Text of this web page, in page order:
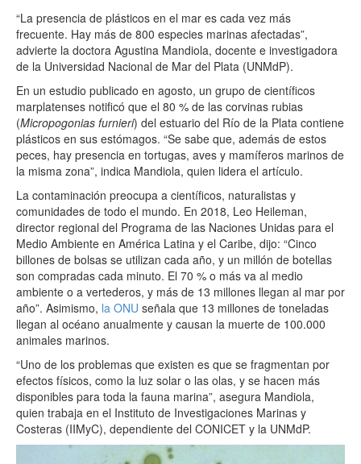
“La presencia de plásticos en el mar es cada vez más
frecuente. Hay más de 800 especies marinas afectadas”,
advierte la doctora Agustina Mandiola, docente e investigadora
de la Universidad Nacional de Mar del Plata (UNMdP).
En un estudio publicado en agosto, un grupo de científicos
marplatenses notificó que el 80 % de las corvinas rubias
(Micropogonias furnieri) del estuario del Río de la Plata contiene
plásticos en sus estómagos. “Se sabe que, además de estos
peces, hay presencia en tortugas, aves y mamíferos marinos de
la misma zona”, indica Mandiola, quien lidera el artículo.
La contaminación preocupa a científicos, naturalistas y
comunidades de todo el mundo. En 2018, Leo Heileman,
director regional del Programa de las Naciones Unidas para el
Medio Ambiente en América Latina y el Caribe, dijo: “Cinco
billones de bolsas se utilizan cada año, y un millón de botellas
son compradas cada minuto. El 70 % o más va al medio
ambiente o a vertederos, y más de 13 millones llegan al mar por
año”. Asimismo, la ONU señala que 13 millones de toneladas
llegan al océano anualmente y causan la muerte de 100.000
animales marinos.
“Uno de los problemas que existen es que se fragmentan por
efectos físicos, como la luz solar o las olas, y se hacen más
disponibles para toda la fauna marina”, asegura Mandiola,
quien trabaja en el Instituto de Investigaciones Marinas y
Costeras (IIMyC), dependiente del CONICET y la UNMdP.